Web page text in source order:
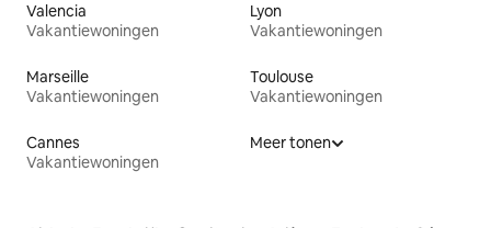
Valencia
Vakantiewoningen
Lyon
Vakantiewoningen
Marseille
Vakantiewoningen
Toulouse
Vakantiewoningen
Cannes
Vakantiewoningen
Meer tonen